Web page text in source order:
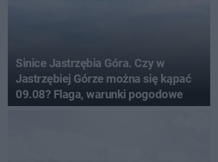
Sinice Jastrzębia Góra. Czy w
Jastrzębiej Górze można się kąpać
09.08? Flaga, warunki pogodowe